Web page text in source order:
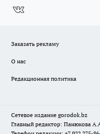
Заказать рекламу
О нас
Редакционная политика
Сетевое издание gorodok.bz
Главный редактор: Панюкова